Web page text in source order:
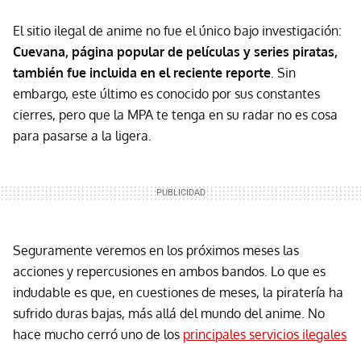
El sitio ilegal de anime no fue el único bajo investigación:
Cuevana, página popular de películas y series piratas,
también fue incluida en el reciente reporte. Sin
embargo, este último es conocido por sus constantes
cierres, pero que la MPA te tenga en su radar no es cosa
para pasarse a la ligera.
Seguramente veremos en los próximos meses las
acciones y repercusiones en ambos bandos. Lo que es
indudable es que, en cuestiones de meses, la piratería ha
sufrido duras bajas, más allá del mundo del anime. No
hace mucho cerró uno de los principales servicios ilegales